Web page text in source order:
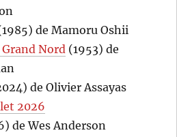
de Mamoru Oshii
Nord (1953) de
de Olivier Assayas
2026
de Wes Anderson